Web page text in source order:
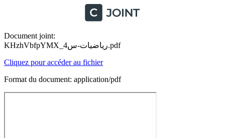
Document joint:
KHzhVbfpYMX_رياضيات-س4.pdf
Cliquez pour accéder au fichier
Format du document: application/pdf